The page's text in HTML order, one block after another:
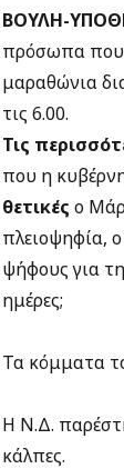
ΒΟΥΛΗ-
πρόσωπα που
μαραθώνια
τις 6.00.
Τις
που η
θετικές ο
πλειοψηφία,
ψήφους για
ημέρες;
Τα κόμματα
Η Ν.Δ.
κάλπες.